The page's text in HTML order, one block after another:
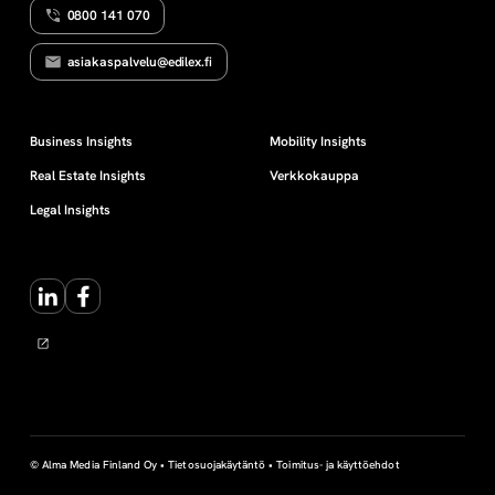
n
o
i
m
i
v
a
l
0800 141 070
asiakaspalvelu@edilex.fi
Business Insights
Real Estate Insights
Legal Insights
Mobility Insights
Verkkokauppa
LinkedInFacebook
© Alma Media Finland Oy •Tietosuojakäytäntö •Toimitus- ja käyttöehdot